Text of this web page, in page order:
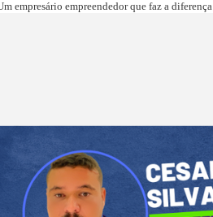
empresário empreendedor que faz a diferença